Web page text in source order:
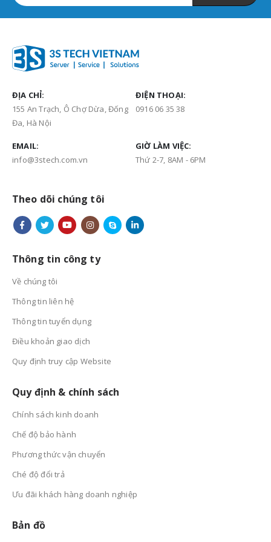
ĐỊA CHỈ:
155 An Trạch, Ô Chợ Dừa, Đống
Đa, Hà Nội
ĐIỆN THOẠI:
0916 06 35 38
EMAIL:
info@3stech.com.vn
GIỜ LÀM VIỆC:
Thứ 2-7, 8AM - 6PM
Theo dõi chúng tôi
Thông tin công ty
Về chúng tôi
Thông tin liên hệ
Thông tin tuyển dụng
Điều khoản giao dịch
Quy định truy cập Website
Quy định & chính sách
Chính sách kinh doanh
Chế độ bảo hành
Phương thức vận chuyển
Ché độ đổi trả
Ưu đãi khách hàng doanh nghiệp
Bản đồ